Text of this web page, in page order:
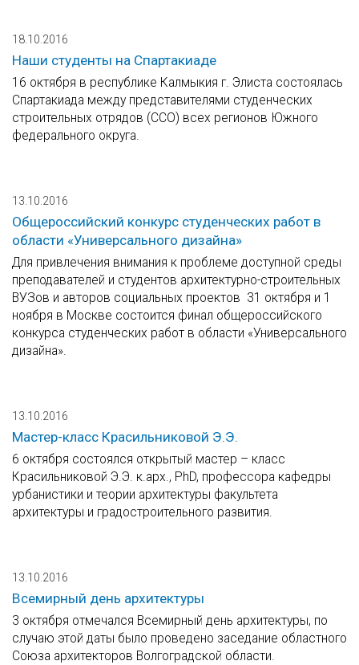
18.10.2016
Наши студенты на Спартакиаде
16 октября в республике Калмыкия г. Элиста состоялась
Спартакиада между представителями студенческих
строительных отрядов (ССО) всех регионов Южного
федерального округа.
13.10.2016
Общероссийский конкурс студенческих работ в
области «Универсального дизайна»
Для привлечения внимания к проблеме доступной среды
преподавателей и студентов архитектурно-строительных
ВУЗов и авторов социальных проектов 31 октября и 1
ноября в Москве состоится финал общероссийского
конкурса студенческих работ в области «Универсального
дизайна».
13.10.2016
Мастер-класс Красильниковой Э.Э.
6 октября состоялся открытый мастер – класс
Красильниковой Э.Э. к.арх., PhD, профессора кафедры
урбанистики и теории архитектуры факультета
архитектуры и градостроительного развития.
13.10.2016
Всемирный день архитектуры
3 октября отмечался Всемирный день архитектуры, по
случаю этой даты было проведено заседание областного
Союза архитекторов Волгоградской области.